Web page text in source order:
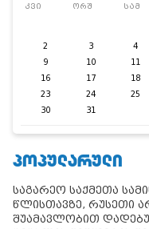
კვი ორშ სამ
2
3 4
9
10 11
16
17 18
23
24 25
30
31
ᲞᲝᲞᲣᲚᲐᲠᲣᲚᲘ
საგარეო საქმეთა
წლისთავზე, რუსეთი
შუამავლობით